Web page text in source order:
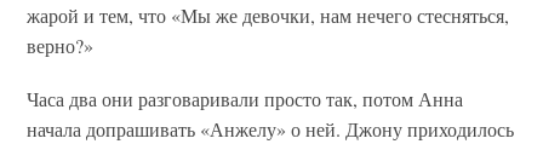
жарой и тем, что «Мы же девочки, нам нечего стесняться,
верно?»
Часа два они разговаривали просто так, потом Анна
начала допрашивать «Анжелу» о ней. Джону приходилось